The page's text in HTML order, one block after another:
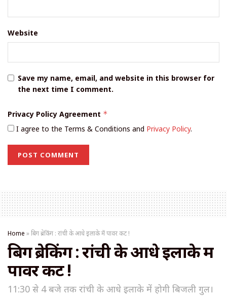
Website
Save my name, email, and website in this browser for
the next time I comment.
Privacy Policy Agreement *
I agree to the Terms & Conditions and Privacy Policy.
Home »बिग ब्रेकिंग : रांची के आधे इलाके में पावर कट !
बिग ब्रेकिंग : रांची के आधे इलाके में
पावर कट !
11:30 से 4 बजे तक रांची के आधे इलाके में होगी बिजली गुल।